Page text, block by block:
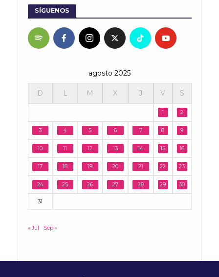
SÍGUENOS
agosto 2025
D L M X J V S
1 2
3 4 5 6 7 8 9
10 11 12 13 14 15 16
17 18 19 20 21 22 23
24 25 26 27 28 29 30
31
« Jul Sep »